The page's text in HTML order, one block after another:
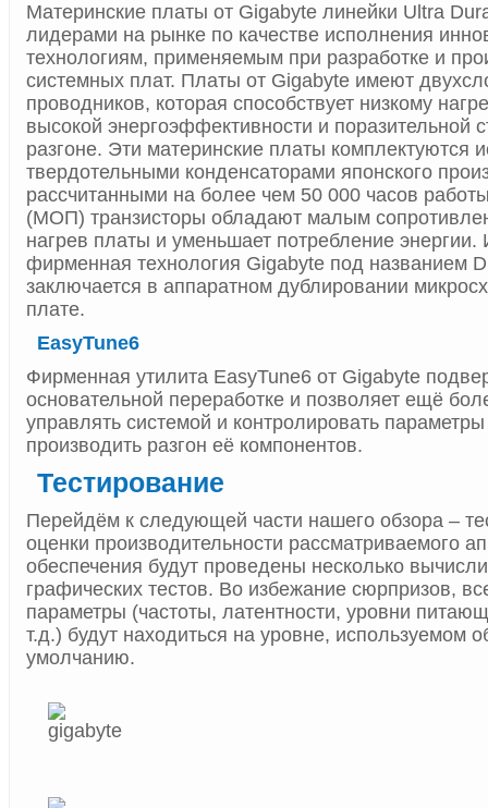
Материнские платы от Gigabyte линейки Ultra
лидерами на рынке по качестве исполнения
технологиям, применяемым при разработке и
системных плат. Платы от Gigabyte имеют
проводников, которая способствует низкому
высокой энергоэффективности и поразительной
разгоне. Эти материнские платы комплектуются
твердотельными конденсаторами японского
рассчитанными на более чем 50 000 часов
(МОП) транзисторы обладают малым
нагрев платы и уменьшает потребление энергии.
фирменная технология Gigabyte под названием
заключается в аппаратном дублировании
плате.
EasyTune6
Фирменная утилита EasyTune6 от Gigabyte
основательной переработке и позволяет ещё
управлять системой и контролировать
производить разгон её компонентов.
Тестирование
Перейдём к следующей части нашего обзора –
оценки производительности рассматриваемого
обеспечения будут проведены несколько
графических тестов. Во избежание сюрпризов,
параметры (частоты, латентности, уровни
т.д.) будут находиться на уровне, используемом
умолчанию.